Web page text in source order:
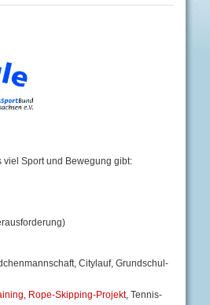
Sport und Bewegung gibt:
Citylauf, Grundschul-
, Rope-Skipping-Projekt, Tennis-